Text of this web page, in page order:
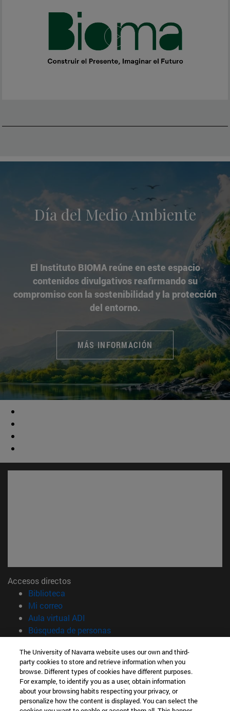
Día del Medio Ambiente
El Instituto BIOMA reúne en este espacio
contenidos divulgativos reafirmando su
compromiso con la sostenibilidad y la protección
del entorno.
MÁS INFORMACIÓN
Accesos directos
Biblioteca
Mi correo(abre en nueva ventana)
Aula virtual ADI
Búsqueda de personas(abre en nueva ventana)
Información
TFNO +34 948 42 56 14
¿QUÉ GRADO TE INTERESA?
¿QUÉ MÁSTER TE INTERESA?
The University of Navarra website uses our own and third-
party cookies to store and retrieve information when you
browse. Different types of cookies have different purposes.
For example, to identify you as a user, obtain information
about your browsing habits respecting your privacy, or
personalize how the content is displayed. You can select the